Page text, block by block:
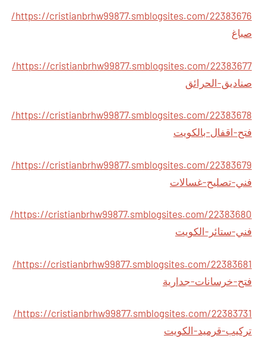
https://cristianbrhw99877.smblogsites.com/22383676/
صباغ
https://cristianbrhw99877.smblogsites.com/22383677/
صناديق-الحرائق
https://cristianbrhw99877.smblogsites.com/22383678/
فتح-اقفال-بالكويت
https://cristianbrhw99877.smblogsites.com/22383679/
فني-تصليح-غسالات
https://cristianbrhw99877.smblogsites.com/22383680/
فني-ستائر-الكويت
https://cristianbrhw99877.smblogsites.com/22383681/
فتح-خرسانات-جدارية
https://cristianbrhw99877.smblogsites.com/22383731/
تركيب-قرميد-الكويت